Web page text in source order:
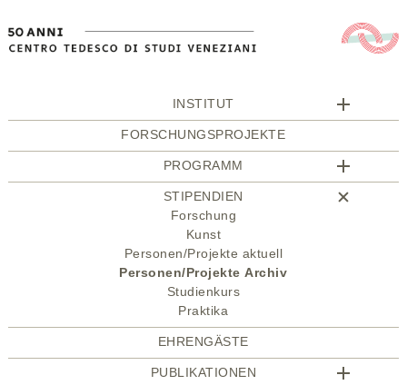
INSTITUT
FORSCHUNGSPROJEKTE
PROGRAMM
STIPENDIEN
Forschung
Kunst
Personen/Projekte aktuell
Personen/Projekte Archiv
Studienkurs
Praktika
EHRENGÄSTE
PUBLIKATIONEN